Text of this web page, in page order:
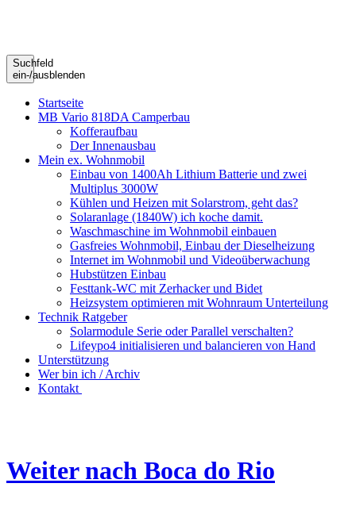
Suchfeld
ein-/ausblenden
Startseite
MB Vario 818DA Camperbau
Kofferaufbau
Der Innenausbau
Mein ex. Wohnmobil
Einbau von 1400Ah Lithium Batterie und zwei
Multiplus 3000W
Kühlen und Heizen mit Solarstrom, geht das?
Solaranlage (1840W) ich koche damit.
Waschmaschine im Wohnmobil einbauen
Gasfreies Wohnmobil, Einbau der Dieselheizung
Internet im Wohnmobil und Videoüberwachung
Hubstützen Einbau
Festtank-WC mit Zerhacker und Bidet
Heizsystem optimieren mit Wohnraum Unterteilung
Technik Ratgeber
Solarmodule Serie oder Parallel verschalten?
Lifeypo4 initialisieren und balancieren von Hand
Unterstützung
Wer bin ich / Archiv
Kontakt
Weiter nach Boca do Rio